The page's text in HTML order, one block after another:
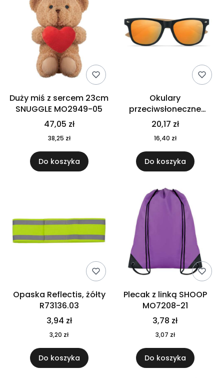
Duży miś z sercem 23cm
SNUGGLE MO2949-05
47,05 zł
38,25 zł
Do koszyka
Okulary
przeciwsłoneczne
CALIFORNIA TOUCH
MO9617-10
20,17 zł
16,40 zł
Do koszyka
Opaska Reflectis, żółty
R73136.03
3,94 zł
3,20 zł
Do koszyka
Plecak z linką SHOOP
MO7208-21
3,78 zł
3,07 zł
Do koszyka